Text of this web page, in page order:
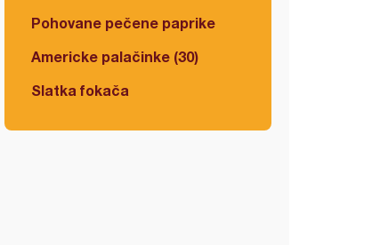
Pohovane pečene paprike
Americke palačinke (30)
Slatka fokača